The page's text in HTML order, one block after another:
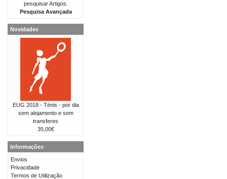
pesquisar Artigos.
Pesquisa Avançada
Novidades
EUG 2018 - Ténis - por dia
sem alojamento e sem
transferes
35,00€
Informações
Envios
Privacidade
Termos de Utilização